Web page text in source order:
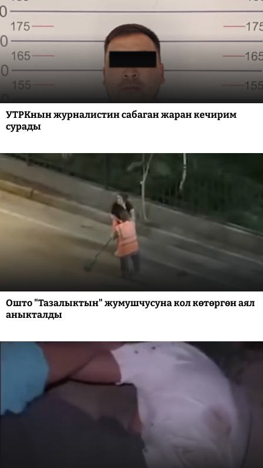
УТРКнын журналистин сабаган жаран кечирим
сурады
Ошто "Тазалыктын" жумушчусуна кол көтөргөн аял
аныкталды